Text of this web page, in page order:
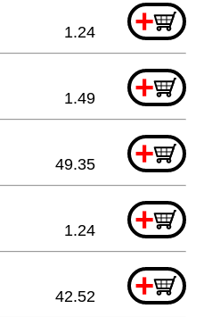
+
1.24
+
1.49
+
49.35
+
1.24
+
42.52